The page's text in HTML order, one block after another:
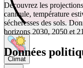
Climat
Découvrez les
canicule, température
sécheresses des sols.
horizons 2030, 2050 et
Données